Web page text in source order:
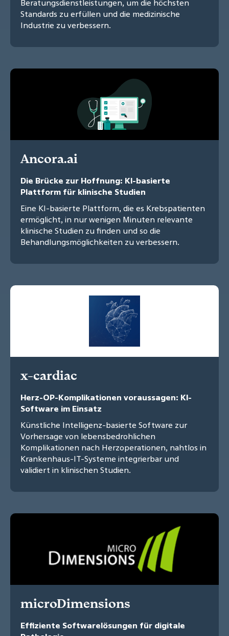
Beratungsdienstleistungen, um die höchsten
Standards zu erfüllen und die medizinische
Industrie zu verbessern.
Ancora.ai
Die Brücke zur Hoffnung: KI-basierte
Plattform für klinische Studien
Eine KI-basierte Plattform, die es Krebspatienten
ermöglicht, in nur wenigen Minuten relevante
klinische Studien zu finden und so die
Behandlungsmöglichkeiten zu verbessern.
x-cardiac
Herz-OP-Komplikationen voraussagen: KI-
Software im Einsatz
Künstliche Intelligenz-basierte Software zur
Vorhersage von lebensbedrohlichen
Komplikationen nach Herzoperationen, nahtlos in
Krankenhaus-IT-Systeme integrierbar und
validiert in klinischen Studien.
microDimensions
Effiziente Softwarelösungen für digitale